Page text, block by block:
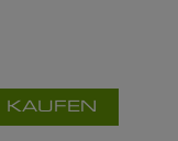
KAUFEN